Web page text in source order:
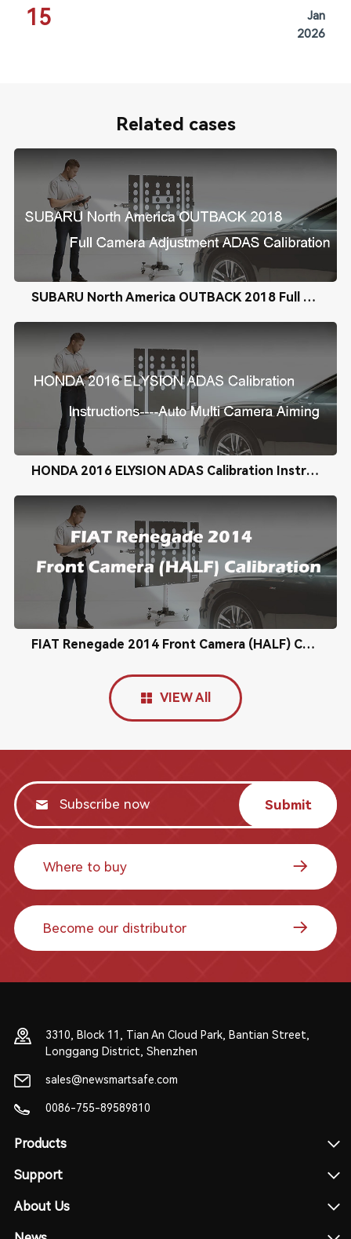
15
Jan
2026
Related cases
SUBARU North America OUTBACK 2018 Full Camera Adjustment ADAS Calibration
HONDA 2016 ELYSION ADAS Calibration Instructions----Auto Multi Camera Aiming
FIAT Renegade 2014 Front Camera (HALF) Calibration
VIEW All
Submit
Where to buy
Become our distributor
3310, Block 11, Tian An Cloud Park, Bantian Street,
Longgang District, Shenzhen
sales@newsmartsafe.com
0086-755-89589810
Products
Support
About Us